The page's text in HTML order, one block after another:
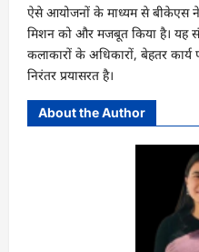
ऐसे आयोजनों के माध्यम से बीकेएस
मिशन को और मजबूत किया है। यह
कलाकारों के अधिकारों, बेहतर
निरंतर प्रयासरत है।
About the Author